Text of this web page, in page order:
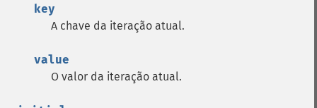
key
A chave da iteração atual.
value
O valor da iteração atual.